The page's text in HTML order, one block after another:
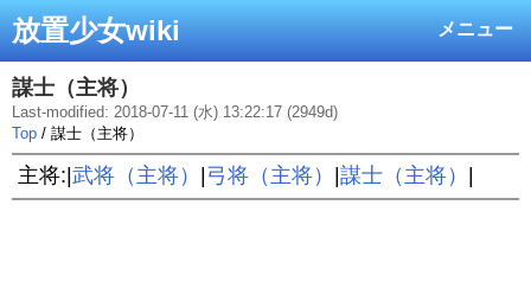
メニュー
放置少女wiki
謀士（主将）
Last-modified: 2018-07-11 (水) 13:22:17 (2949d)
Top / 謀士（主将）
主将:| 武将（主将） 弓将（主将） 謀士（主将）